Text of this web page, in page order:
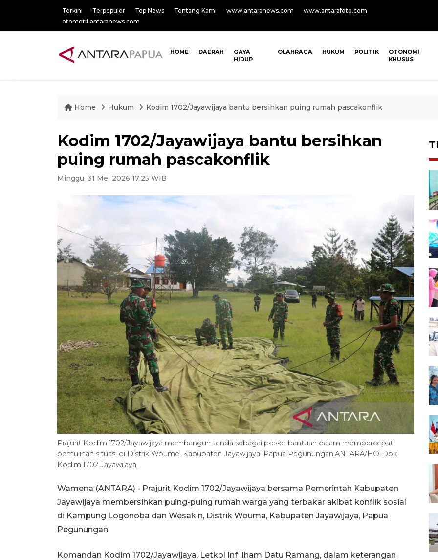
Terkini Terpopuler Top News Tentang Kami www.antaranews.com
www.antarafoto.com
otomotif.antaranews.com
HOME DAERAH
GAYA
HIDUP
OLAHRAGA HUKUM POLITIK
OTONOMI
KHUSUS
Home Hukum Kodim 1702/Jayawijaya bantu bersihkan puing rumah pascakonflik
Kodim 1702/Jayawijaya bantu bersihkan
puing rumah pascakonflik
Minggu, 31 Mei 2026 17:25 WIB
Prajurit Kodim 1702/Jayawijaya membangun tenda sebagai posko bantuan dalam mempercepat
pemulihan situasi di Distrik Woume, Kabupaten Jayawijaya, Papua Pegunungan.ANTARA/HO-Dok
Kodim 1702 Jayawijaya.
Wamena (ANTARA) - Prajurit Kodim 1702/Jayawijaya bersama Pemerintah Kabupaten
Jayawijaya membersihkan puing-puing rumah warga yang terbakar akibat konflik sosial
di Kampung Logonoba dan Wesakin, Distrik Wouma, Kabupaten Jayawijaya, Papua
Pegunungan.
Komandan Kodim 1702/Jayawijaya, Letkol Inf Ilham Datu Ramang, dalam keterangan